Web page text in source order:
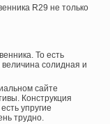
R29 не только
То есть
величина солидная и
сайте
Конструкция
упругие
трудно.